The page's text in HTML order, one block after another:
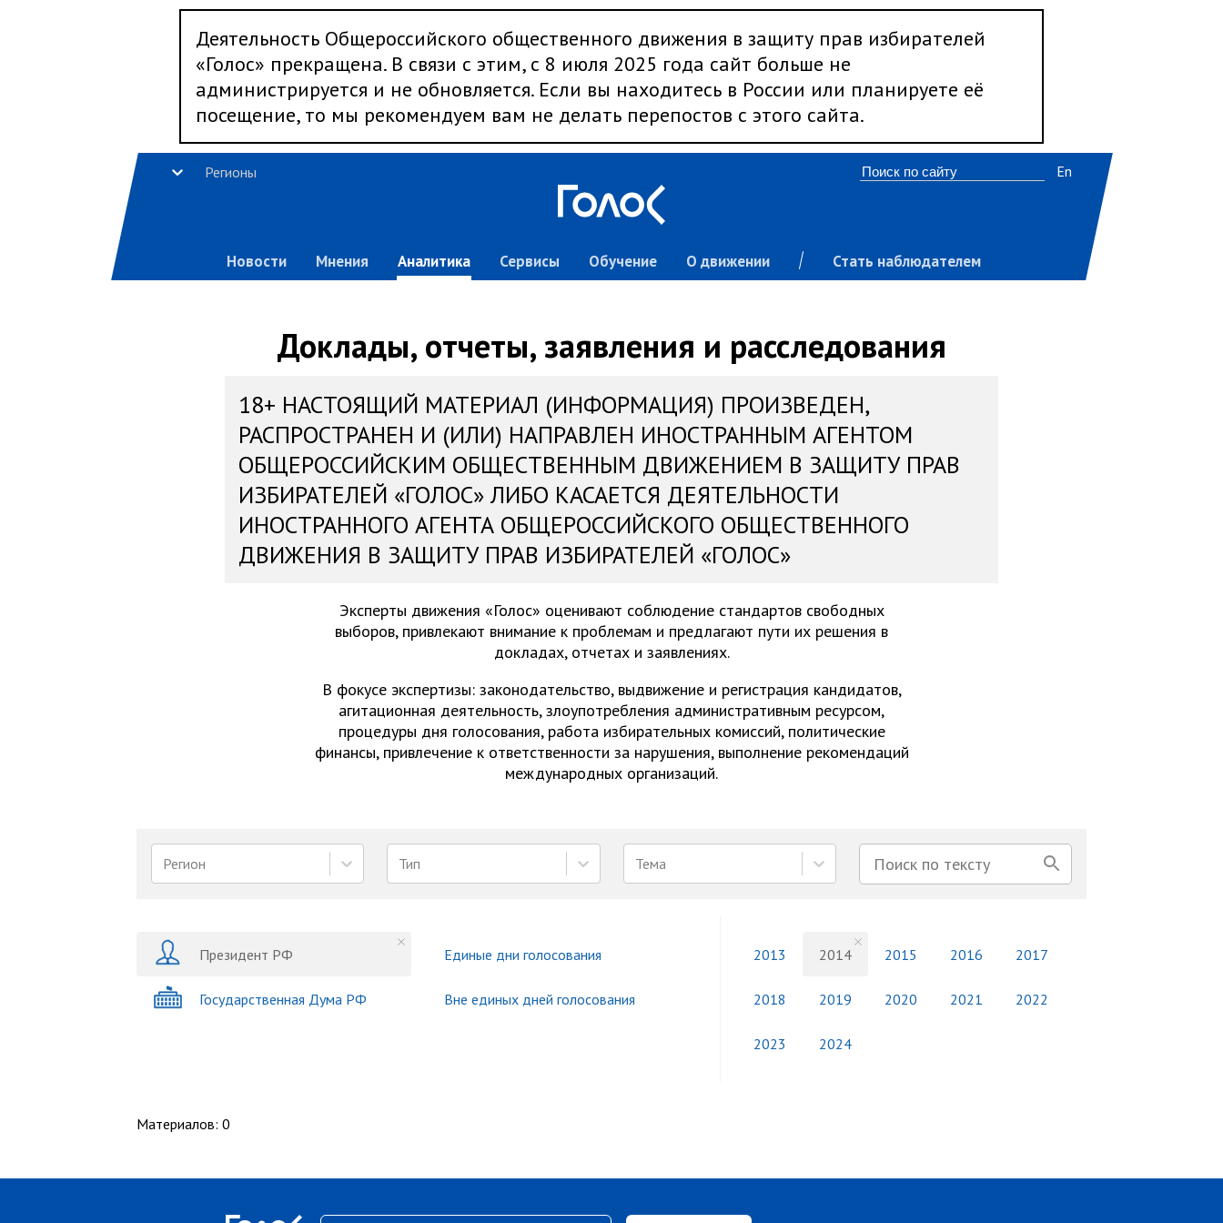
Деятельность Общероссийского общественного движения в защиту прав избирателей
«Голос» прекращена. В связи с этим, с 8 июля 2025 года сайт больше не
администрируется и не обновляется. Если вы находитесь в России или планируете её
посещение, то мы рекомендуем вам не делать перепостов с этого сайта.
Регионы
Новости Мнения Аналитика Сервисы Обучение О движении Стать наблюдателем
En
Доклады, отчеты, заявления и расследования
18+ НАСТОЯЩИЙ МАТЕРИАЛ (ИНФОРМАЦИЯ) ПРОИЗВЕДЕН,
РАСПРОСТРАНЕН И (ИЛИ) НАПРАВЛЕН ИНОСТРАННЫМ АГЕНТОМ
ОБЩЕРОССИЙСКИМ ОБЩЕСТВЕННЫМ ДВИЖЕНИЕМ В ЗАЩИТУ ПРАВ
ИЗБИРАТЕЛЕЙ «ГОЛОС» ЛИБО КАСАЕТСЯ ДЕЯТЕЛЬНОСТИ
ИНОСТРАННОГО АГЕНТА ОБЩЕРОССИЙСКОГО ОБЩЕСТВЕННОГО
ДВИЖЕНИЯ В ЗАЩИТУ ПРАВ ИЗБИРАТЕЛЕЙ «ГОЛОС»
Эксперты движения «Голос» оценивают соблюдение стандартов свободных
выборов, привлекают внимание к проблемам и предлагают пути их решения в
докладах, отчетах и заявлениях.
В фокусе экспертизы: законодательство, выдвижение и регистрация кандидатов,
агитационная деятельность, злоупотребления административным ресурсом,
процедуры дня голосования, работа избирательных комиссий, политические
финансы, привлечение к ответственности за нарушения, выполнение рекомендаций
международных организаций.
Регион Тип Тема
Президент РФ
Государственная Дума РФ
Единые дни голосования
Вне единых дней голосования
2013 2014 2015 2016 2017
2018 2019 2020 2021 2022
2023 2024
Материалов: 0